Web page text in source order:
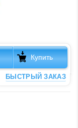
Купить
БЫСТРЫЙ ЗАКАЗ